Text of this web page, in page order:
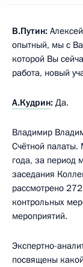
В.Путин:
опытный, мы с
которой Вы
работа, новый
А.Кудрин: Да.
Владимир
Счётной палаты.
года, за период
заседания
рассмотрено
контрольных
мероприятий.
Экспертно-
посвящены